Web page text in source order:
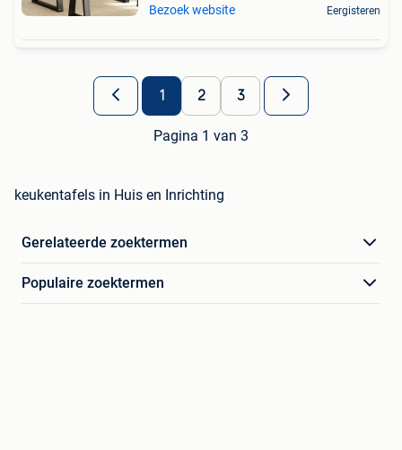
Bezoek website Eergisteren
1 2 3
Pagina 1 van 3
keukentafels in Huis en Inrichting
Gerelateerde zoektermen
Populaire zoektermen